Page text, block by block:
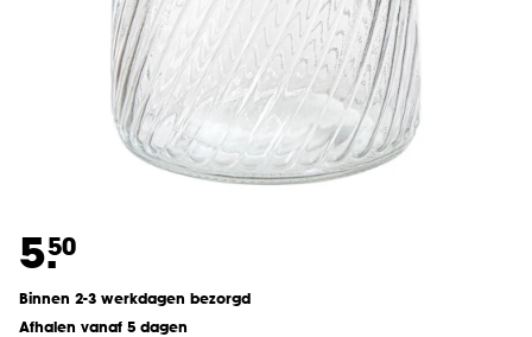
5.50
Binnen 2-3 werkdagen bezorgd
Afhalen vanaf 5 dagen